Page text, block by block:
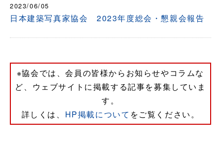
2023/06/05
日本建築写真家協会 2023年度総会・懇親会報告
※協会では、会員の皆様からお知らせやコラムな
ど、ウェブサイトに掲載する記事を募集していま
す。
詳しくは、 HP掲載について をご覧ください。